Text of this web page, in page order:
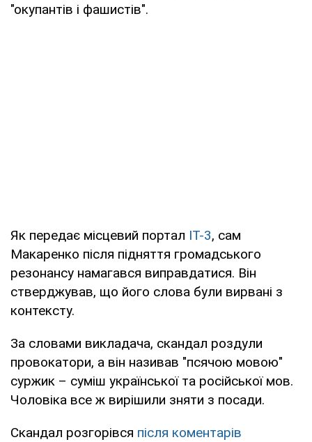
"окупантів і фашистів".
Як передає місцевий портал IT-3, сам
Макаренко після підняття громадського
резонансу намагався виправдатися. Він
стверджував, що його слова були вирвані з
контексту.
За словами викладача, скандал роздули
провокатори, а він називав "псячою мовою"
суржик – суміш української та російської мов.
Чоловіка все ж вирішили зняти з посади.
Скандал розгорівся після коментарів